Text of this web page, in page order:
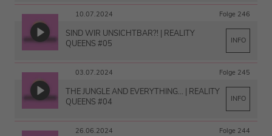
10.07.2024 Folge 246
SIND WIR UNSICHTBAR?! | REALITY
QUEENS #05
INFO
03.07.2024 Folge 245
THE JUNGLE AND EVERYTHING... | REALITY
QUEENS #04
INFO
26.06.2024 Folge 244